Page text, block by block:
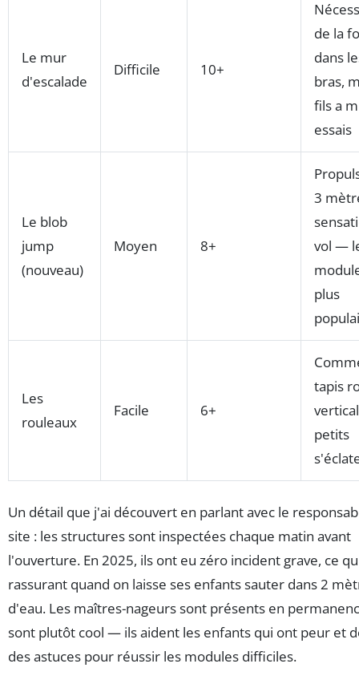
Le mur
d'escalade
Difficile 10+
de la
dans
bras,
fils a
essais
Le blob
jump
(nouveau)
Moyen 8+
3
vol —
plus
Les
rouleaux
Facile 6+
tapis
petits
Un détail que j'ai découvert en parlant avec le
site : les structures sont inspectées chaque matin avant
l'ouverture. En 2025, ils ont eu zéro incident grave, ce
rassurant quand on laisse ses enfants sauter dans 2
d'eau. Les maîtres-nageurs sont présents en
sont plutôt cool — ils aident les enfants qui ont peur et
des astuces pour réussir les modules difficiles.